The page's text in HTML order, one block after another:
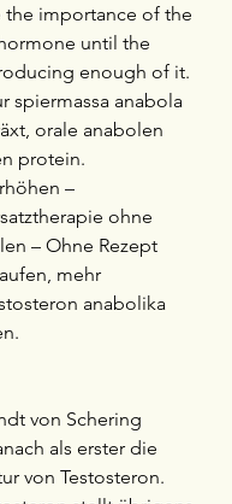
the importance of the
until the
enough of it.
spiermassa anabola
orale anabolen
protein.
–
ohne
– Ohne Rezept
mehr
anabolika
von Schering
als erster die
von Testosteron.